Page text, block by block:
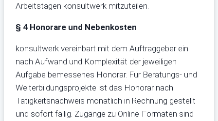
Arbeitstagen konsultwerk mitzuteilen.
§ 4 Honorare und Nebenkosten
konsultwerk vereinbart mit dem Auftraggeber ein
nach Aufwand und Komplexität der jeweiligen
Aufgabe bemessenes Honorar. Für Beratungs- und
Weiterbildungsprojekte ist das Honorar nach
Tätigkeitsnachweis monatlich in Rechnung gestellt
und sofort fällig. Zugänge zu Online-Formaten sind